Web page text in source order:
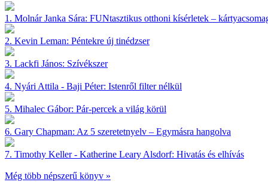
1. Molnár Janka Sára: FUNtasztikus otthoni kísérletek –
2. Kevin Leman: Péntekre új tinédzser
3. Lackfi János: Szívékszer
4. Nyári Attila - Baji Péter: Istenről filter nélkül
5. Mihalec Gábor: Pár-percek a világ körül
6. Gary Chapman: Az 5 szeretetnyelv – Egymásra hangolva
7. Timothy Keller - Katherine Leary Alsdorf: Hivatás és elhívás
Még több népszerű könyv »